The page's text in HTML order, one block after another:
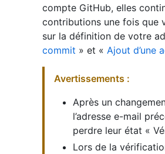
compte GitHub, elles
contributions une fois que
sur la définition de votre
commit » et « Ajout d’une
Avertissements :
Après un
l’adresse e-mail
perdre leur état «
Lors de la